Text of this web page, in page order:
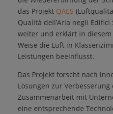
das Projekt QAES
Qualità dell’Aria negli
weiter und erklärt in diesem
Weise die Luft in
Leistungen beeinflusst.
Das Projekt forscht nach
Lösungen zur
Zusammenarbeit mit
eine entsprechende